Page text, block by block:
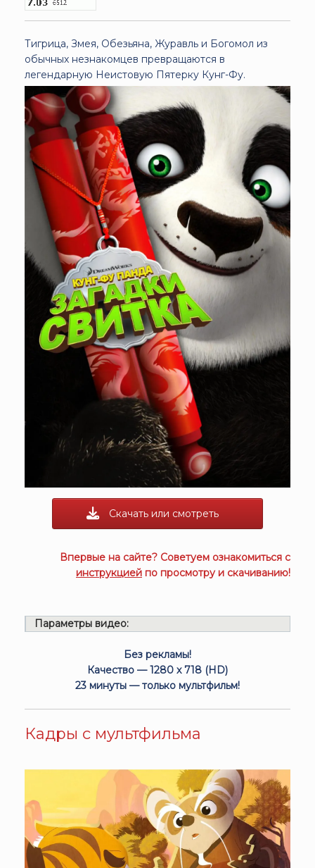
Тигрица, Змея, Обезьяна, Журавль и Богомол из
обычных незнакомцев превращаются в
легендарную Неистовую Пятерку Кунг-Фу.
Скачать или смотреть
Впервые на сайте? Советуем ознакомиться с
инструкцией по просмотру и скачиванию!
Параметры видео:
Без рекламы!
Качество — 1280 x 718 (HD)
23 минуты — только мультфильм!
Кадры с мультфильма